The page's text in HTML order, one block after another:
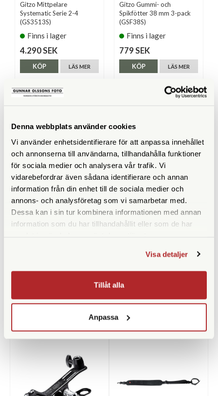
Denna webbplats använder cookies
Vi använder enhetsidentifierare för att anpassa innehållet
och annonserna till användarna, tillhandahålla funktioner
för sociala medier och analysera vår trafik. Vi
vidarebefordrar även sådana identifierare och annan
information från din enhet till de sociala medier och
annons- och analysföretag som vi samarbetar med.
Dessa kan i sin tur kombinera informationen med annan
information som du har tillhandahållit eller som de har
Visa detaljer
Tillåt alla
Anpassa
Gitzo Mittpelare
Systematic Serie 2-4
(GS3513S)
Finns i lager
4.290 SEK
LÄS MER
KÖP
Gitzo Gummi- och
Spikfötter 38 mm 3-pack
(GSF38S)
Finns i lager
779 SEK
LÄS MER
KÖP
ANDRA KÖPTE ÄVEN
275
329 SEK
LÄS MER
Finns i lager
219 SEK
KÖP